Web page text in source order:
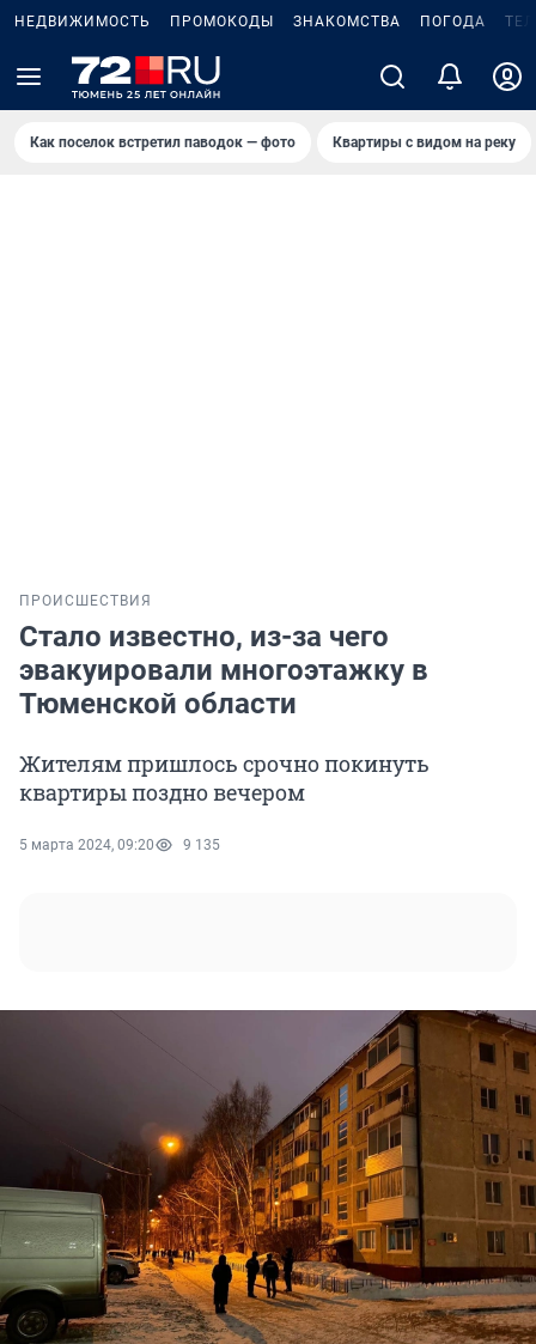
НЕДВИЖИМОСТЬ ПРОМОКОДЫ ЗНАКОМСТВА ПОГОДА
Как поселок встретил паводок — фото Квартиры с видом на реку
ПРОИСШЕСТВИЯ
Стало известно, из-за чего
эвакуировали многоэтажку в
Тюменской области
Жителям пришлось срочно покинуть
квартиры поздно вечером
5 марта 2024, 09:20 9 135